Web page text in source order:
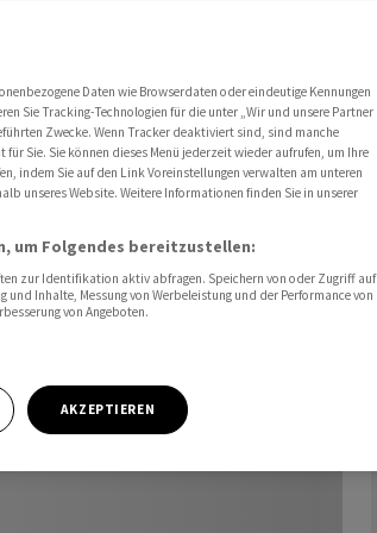
Daten wie Browserdaten oder eindeutige Kennungen
Sie Tracking-Technologien für die unter „Wir und unsere Partner
Zwecke. Wenn Tracker deaktiviert sind, sind manche
Sie. Sie können dieses Menü jederzeit wieder aufrufen, um Ihre
indem Sie auf den Link Voreinstellungen verwalten am unteren
unseres Website. Weitere Informationen finden Sie in unserer
um Folgendes bereitzustellen:
zur Identifikation aktiv abfragen. Speichern von oder Zugriff auf
Inhalte, Messung von Werbeleistung und der Performance von
von Angeboten.
AKZEPTIEREN